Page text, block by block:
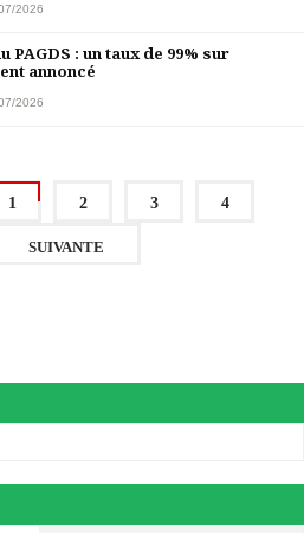
2026
PAGDS : un taux de 99% sur
annoncé
2026
1 2 3 4
SUIVANTE